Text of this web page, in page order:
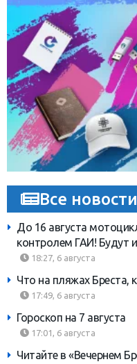
Все новости
До 16 августа
контролем ГАИ! Будут
18:27, 6 августа
Что на пляжах Бреста,
17:49, 6 августа
Гороскоп на 7 августа
17:01, 6 августа
Читайте в «Вечернем